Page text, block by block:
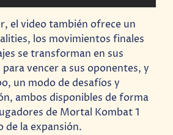
el video también ofrece un
los movimientos finales
se transforman en sus
vencer a sus oponentes, y
un modo de desafíos y
ambos disponibles de forma
de Mortal Kombat 1
de la expansión.